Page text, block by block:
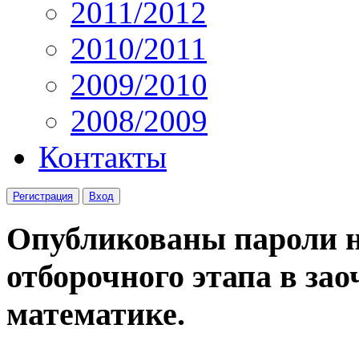
2011/2012
2010/2011
2009/2010
2008/2009
Контакты
Регистрация Вход
Опубликованы пароли
отборочного этапа в
математике.